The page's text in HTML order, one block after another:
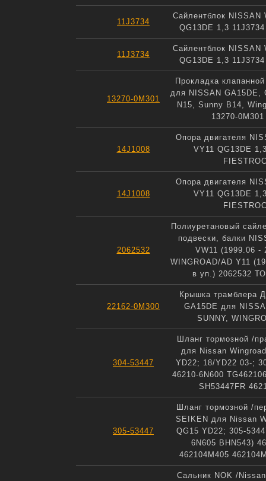
11J3734
Сайлентблок NISSAN
QG13DE 1,3
11J3734
Сайлентблок NISSAN
QG13DE 1,3
13270-0M301
Прокладка
для NISSAN GA15DE,
N15, Sunny B14,
13270-
14J1008
Опора двигателя
VY11 QG13DE
14J1008
Опора двигателя
VY11 QG13DE
2062532
Полиуретановый
подвески, балки
VW11 (1999.06 -
WINGROAD/AD Y11
в уп.) 2062532
22162-0M300
Крышка трамблера
GA15DE для
SUNNY,
304-53447
Шланг тормозной /
для Nissan
YD22; 18/YD22 03-;
46210-6N600
SH53447FR
305-53447
Шланг тормозной /
SEIKEN для Nissan
QG15 YD22; 305-
6N605 BHN543)
462104M405
Сальник NOK /